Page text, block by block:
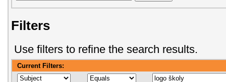
Filters
Use filters to refine the search results.
Current Filters: